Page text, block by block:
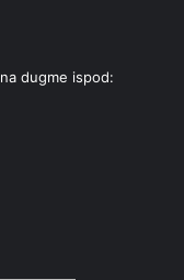
dugme ispod: